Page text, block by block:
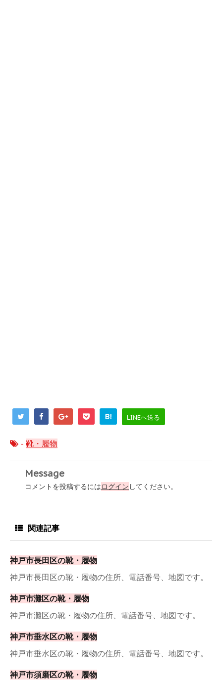
B! LINEへ送る
- 靴・履物
Message
コメントを投稿するにはログイン してください。
関連記事
神戸市長田区の靴・履物
神戸市長田区の靴・履物の住所、電話番号、地図です。
神戸市灘区の靴・履物
神戸市灘区の靴・履物の住所、電話番号、地図です。
神戸市垂水区の靴・履物
神戸市垂水区の靴・履物の住所、電話番号、地図です。
神戸市須磨区の靴・履物